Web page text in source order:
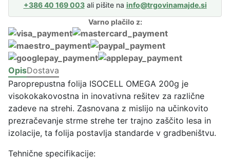
r
e
p
u
s
t
n
a
f
o
l
+386 40 169 003ali pišite na info@trgovinamajde.si
Varno plačilo z:
OpisDostava
Paroprepustna folija ISOCELL OMEGA 200g je
visokokakovostna in inovativna rešitev za različne
zadeve na strehi. Zasnovana z mislijo na učinkovito
prezračevanje strme strehe ter trajno zaščito lesa in
izolacije, ta folija postavlja standarde v gradbeništvu.
Tehnične specifikacije: